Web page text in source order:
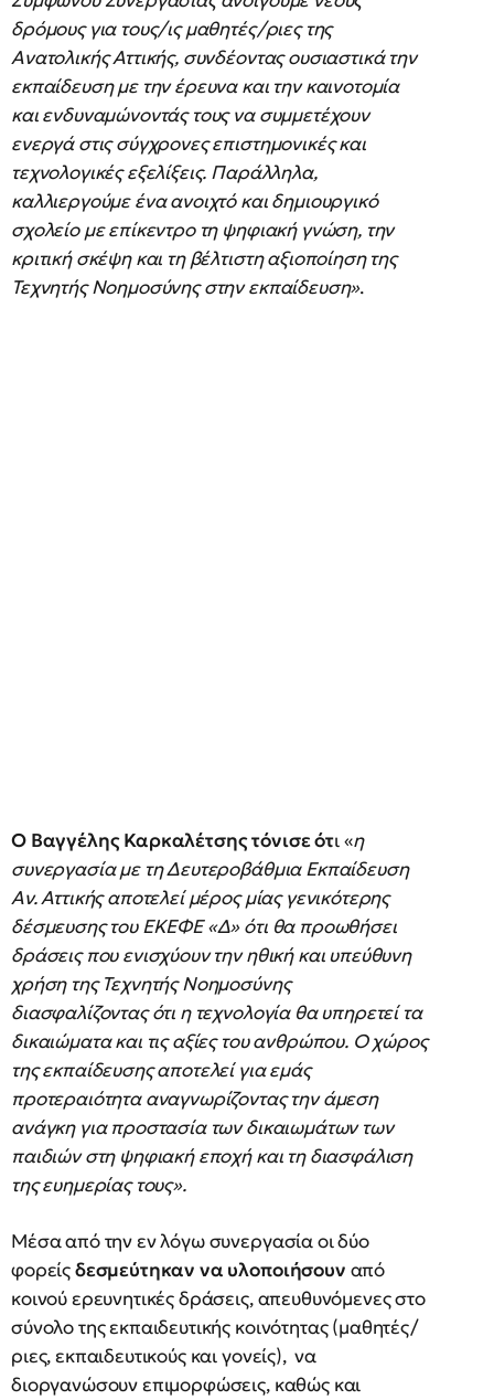
δρόμους για τους/ις μαθητές/ριες της
Ανατολικής Αττικής, συνδέοντας ουσιαστικά την
εκπαίδευση με την έρευνα και την καινοτομία
και ενδυναμώνοντάς τους να συμμετέχουν
ενεργά στις σύγχρονες επιστημονικές και
τεχνολογικές εξελίξεις. Παράλληλα,
καλλιεργούμε ένα ανοιχτό και δημιουργικό
σχολείο με επίκεντρο τη ψηφιακή γνώση, την
κριτική σκέψη και τη βέλτιστη αξιοποίηση της
Τεχνητής Νοημοσύνης στην εκπαίδευση».
Ο Βαγγέλης Καρκαλέτσης τόνισε ότι «η
συνεργασία με τη Δευτεροβάθμια Εκπαίδευση
Αν. Αττικής αποτελεί μέρος μίας γενικότερης
δέσμευσης του ΕΚΕΦΕ «Δ» ότι θα προωθήσει
δράσεις που ενισχύουν την ηθική και υπεύθυνη
χρήση της Τεχνητής Νοημοσύνης
διασφαλίζοντας ότι η τεχνολογία θα υπηρετεί τα
δικαιώματα και τις αξίες του ανθρώπου. Ο χώρος
της εκπαίδευσης αποτελεί για εμάς
προτεραιότητα αναγνωρίζοντας την άμεση
ανάγκη για προστασία των δικαιωμάτων των
παιδιών στη ψηφιακή εποχή και τη διασφάλιση
της ευημερίας τους».
Μέσα από την εν λόγω συνεργασία οι δύο
φορείςδεσμεύτηκαν να υλοποιήσουν από
κοινού ερευνητικές δράσεις, απευθυνόμενες στο
σύνολο της εκπαιδευτικής κοινότητας (μαθητές/
ριες, εκπαιδευτικούς και γονείς), να
διοργανώσουν επιμορφώσεις, καθώς και